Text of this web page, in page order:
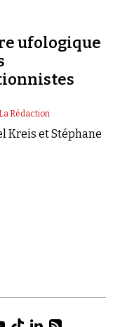
ufologique
La Rédaction
Kreis et Stéphane